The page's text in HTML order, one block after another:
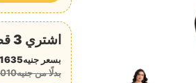
اشتري 3 قطع
بسعر جنيه1635
بدلًا من جنيه2010